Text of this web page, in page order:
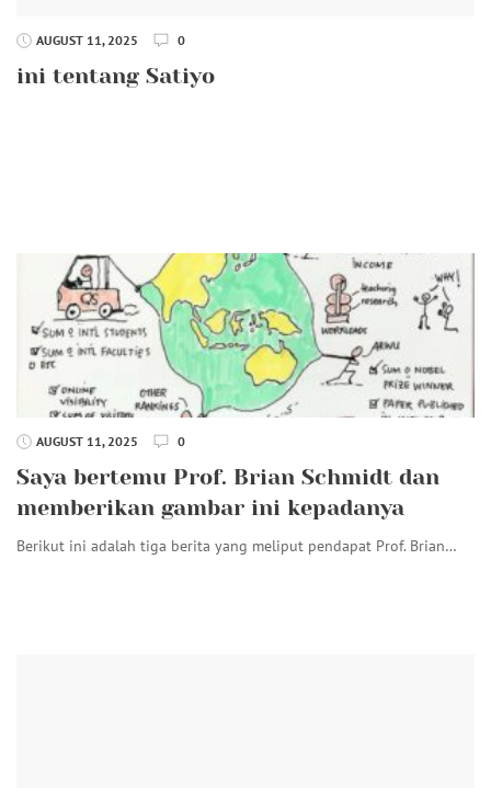
AUGUST 11, 2025 0
ini tentang Satiyo
AUGUST 11, 2025 0
Saya bertemu Prof. Brian Schmidt dan
memberikan gambar ini kepadanya
Berikut ini adalah tiga berita yang meliput pendapat Prof. Brian…